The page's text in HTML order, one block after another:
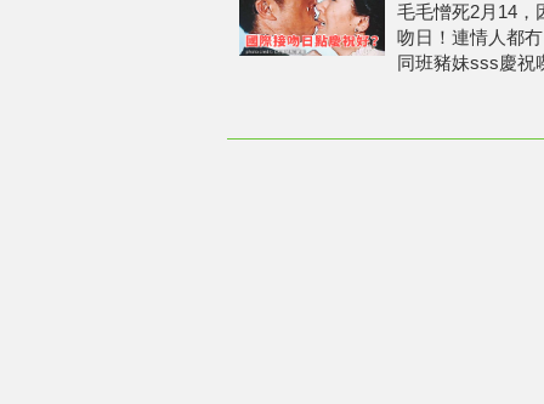
毛毛憎死2月14，
吻日！連情人都
同班豬妹sss慶祝